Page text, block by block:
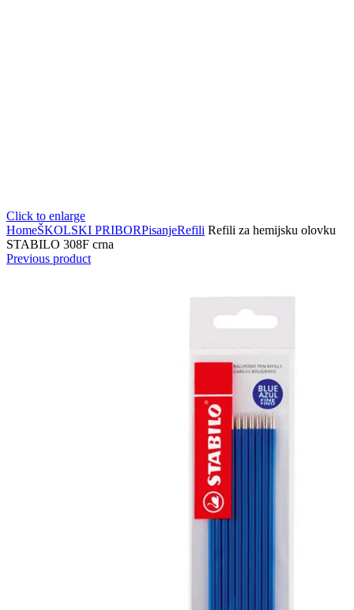
Click to enlarge
HomeŠKOLSKI PRIBORPisanjeRefili Refili za hemijsku olovku
STABILO 308F crna
Previous product